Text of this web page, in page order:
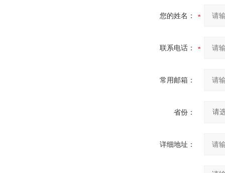
您的姓名：
联系电话：
常用邮箱：
省份：
详细地址：